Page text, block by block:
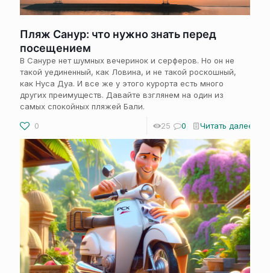
Пляж Санур: что нужно знать перед
посещением
В Сануре нет шумных вечеринок и серферов. Но он не
такой уединенный, как Ловина, и не такой роскошный,
как Нуса Дуа. И все же у этого курорта есть много
других преимуществ. Давайте взглянем на один из
самых спокойных пляжей Бали.
0
25 0 Читать далее